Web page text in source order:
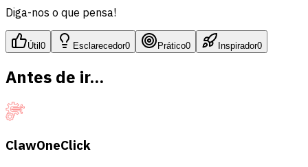
Diga-nos o que pensa!
Útil0 Esclarecedor0 Prático0 Inspirador0
Antes de ir...
ClawOneClick